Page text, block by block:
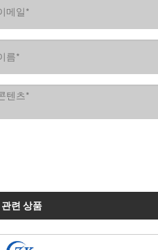
관련 상품